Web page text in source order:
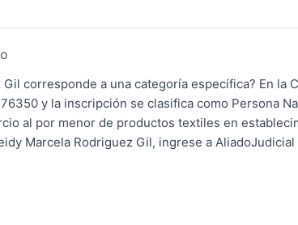
corresponde a una categoría específica? En la
y la inscripción se clasifica como Persona
al por menor de productos textiles en
Marcela Rodriguez Gil, ingrese a